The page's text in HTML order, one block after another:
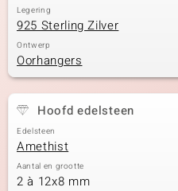
Legering
925 Sterling Zilver
Ontwerp
Oorhangers
Hoofd edelsteen
Edelsteen
Amethist
Aantal en grootte
2 à 12x8 mm